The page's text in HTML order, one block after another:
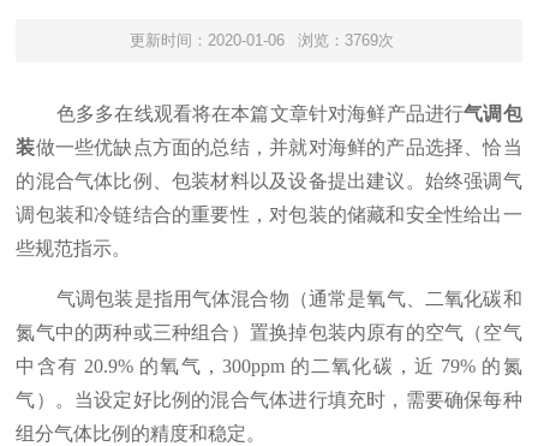
更新时间：2020-01-06 浏览：3769次
色多多在线观看将在本篇文章针对海鲜产品进行气调包
装做一些优缺点方面的总结，并就对海鲜的产品选择、恰当
的混合气体比例、包装材料以及设备提出建议。始终强调气
调包装和冷链结合的重要性，对包装的储藏和安全性给出一
些规范指示。
气调包装是指用气体混合物（通常是氧气、二氧化碳和
氮气中的两种或三种组合）置换掉包装内原有的空气（空气
中含有 20.9% 的氧气，300ppm 的二氧化碳，近 79% 的氮
气）。当设定好比例的混合气体进行填充时，需要确保每种
组分气体比例的精度和稳定。